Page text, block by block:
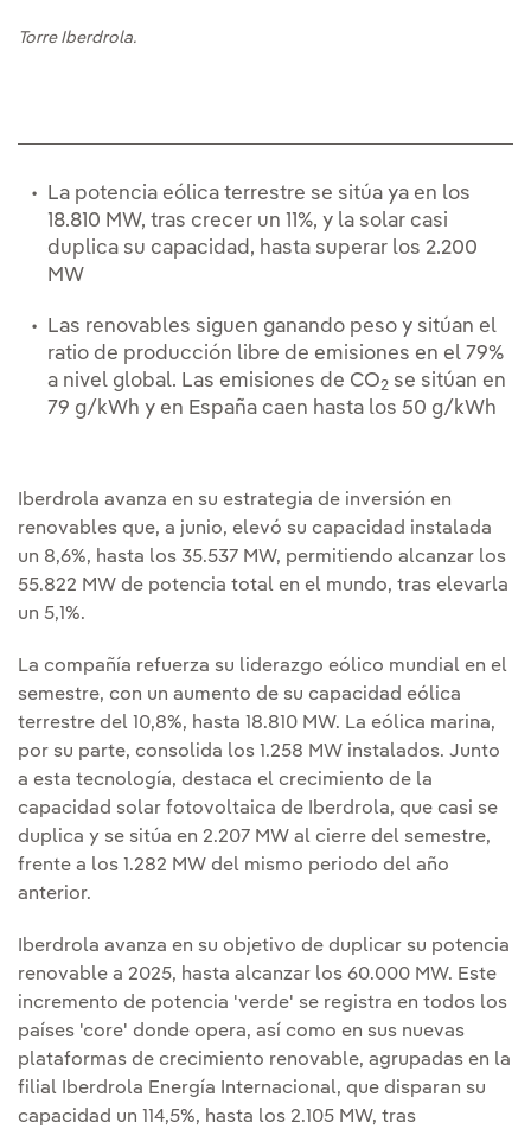
Torre Iberdrola.
La potencia eólica terrestre se sitúa ya en los
18.810 MW, tras crecer un 11%, y la solar casi
duplica su capacidad, hasta superar los 2.200
MW
Las renovables siguen ganando peso y sitúan el
ratio de producción libre de emisiones en el 79%
a nivel global. Las emisiones de CO2 se sitúan en
79 g/kWh y en España caen hasta los 50 g/kWh
Iberdrola avanza en su estrategia de inversión en
renovables que, a junio, elevó su capacidad instalada
un 8,6%, hasta los 35.537 MW, permitiendo alcanzar los
55.822 MW de potencia total en el mundo, tras elevarla
un 5,1%.
La compañía refuerza su liderazgo eólico mundial en el
semestre, con un aumento de su capacidad eólica
terrestre del 10,8%, hasta 18.810 MW. La eólica marina,
por su parte, consolida los 1.258 MW instalados. Junto
a esta tecnología, destaca el crecimiento de la
capacidad solar fotovoltaica de Iberdrola, que casi se
duplica y se sitúa en 2.207 MW al cierre del semestre,
frente a los 1.282 MW del mismo periodo del año
anterior.
Iberdrola avanza en su objetivo de duplicar su potencia
renovable a 2025, hasta alcanzar los 60.000 MW. Este
incremento de potencia 'verde' se registra en todos los
países 'core' donde opera, así como en sus nuevas
plataformas de crecimiento renovable, agrupadas en la
filial Iberdrola Energía Internacional, que disparan su
capacidad un 114,5%, hasta los 2.105 MW, tras